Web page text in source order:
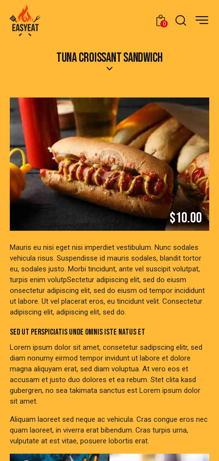
0
TUNA CROISSANT SANDWICH
$10.00
Mauris eu nisi eget nisi imperdiet vestibulum. Nunc sodales
vehicula risus. Suspendisse id mauris sodales, blandit tortor
eu, sodales justo. Morbi tincidunt, ante vel suscipit volutpat,
turpis enim volutpSectetur adipiscing elit, sed do eiusm
onsectetur adipiscing elit, sed do eiusm od tempor incididunt
ut labore. Ut vel placerat eros, eu tincidunt velit. Consectetur
adipiscing elit, adipiscing elit, sed do.
SED UT PERSPICIATIS UNDE OMNIS ISTE NATUS ET
Lorem ipsum dolor sit amet, consetetur sadipscing elitr, sed
diam nonumy eirmod tempor invidunt ut labore et dolore
magna aliquyam erat, sed diam voluptua. At vero eos et
accusam et justo duo dolores et ea rebum. Stet clita kasd
gubergren, no sea takimata sanctus est Lorem ipsum dolor
sit amet.
Aliquam laoreet sed neque ac vehicula. Cras congue eros nec
quam laoreet, in viverra erat bibendum. Cras turpis urna,
vulputate at est vitae, posuere lobortis erat.